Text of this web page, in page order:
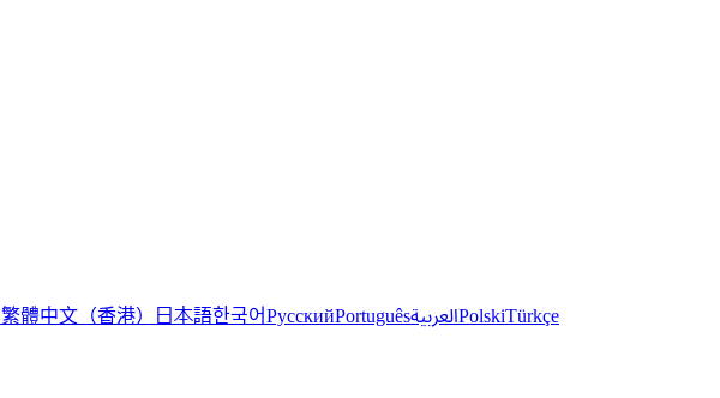
繁體中文（香港） 日本語한국어РусскийPortuguêsالعربيةPolskiTürkçe